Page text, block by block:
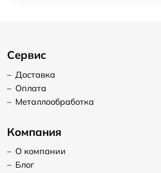
Сервис
– Доставка
– Оплата
– Металлообработка
Компания
– О компании
– Блог